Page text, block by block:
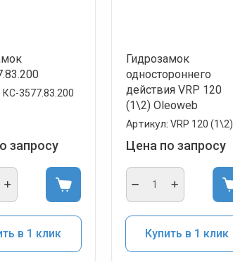
КС-3577.83.200
запросу
в 1 клик
Гидрозамок
одностороннего
действия VRP 120
(1\2) Oleoweb
Артикул: VRP 120 (1\2)
Цена по запросу
Купить в 1 клик